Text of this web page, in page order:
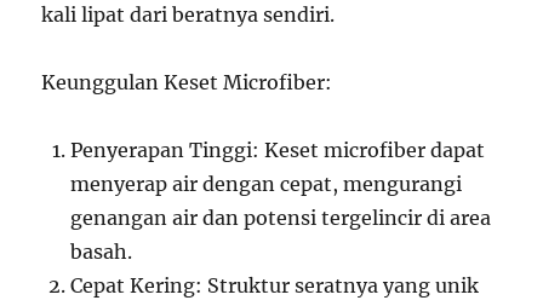
kali lipat dari beratnya sendiri.
Keunggulan Keset Microfiber:
Penyerapan Tinggi: Keset microfiber dapat
menyerap air dengan cepat, mengurangi
genangan air dan potensi tergelincir di area
basah.
Cepat Kering: Struktur seratnya yang unik